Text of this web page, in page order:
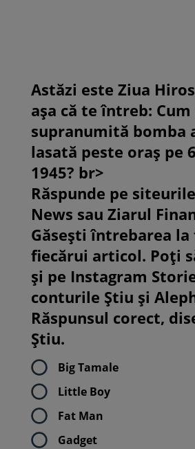
Astăzi este Ziua
așa că te întreb:
supranumită bomba
lasată peste oraș pe
1945? br>
Răspunde pe
News sau Ziarul
Găsești întrebarea
fiecărui articol. Poți
și pe Instagram
conturile Știu și
Răspunsul corect,
Știu.
Big Tamale
Little Boy
Fat Man
Gadget